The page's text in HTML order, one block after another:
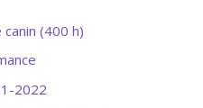
(400 h)
2022